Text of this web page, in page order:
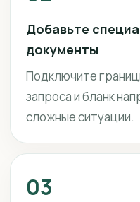
Добавьте
документы
Подключите
запроса и бланк
сложные ситуации.
03